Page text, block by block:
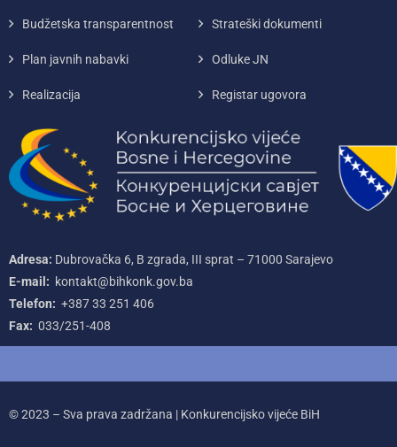
Budžetska transparentnost Strateški dokumenti
Plan javnih nabavki Odluke JN
Realizacija Registar ugovora
Adresa: Dubrovačka 6, B zgrada, III sprat – 71000‌ Sarajevo
E-mail: kontakt@bihkonk.gov.ba
Telefon: +387‌ 33‌ 251‌ 406
Fax: 033/251-408
© 2023 – Sva prava zadržana | Konkurencijsko vijeće BiH